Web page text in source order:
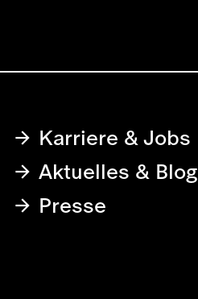
Karriere & Jobs
Aktuelles & Blog
Presse